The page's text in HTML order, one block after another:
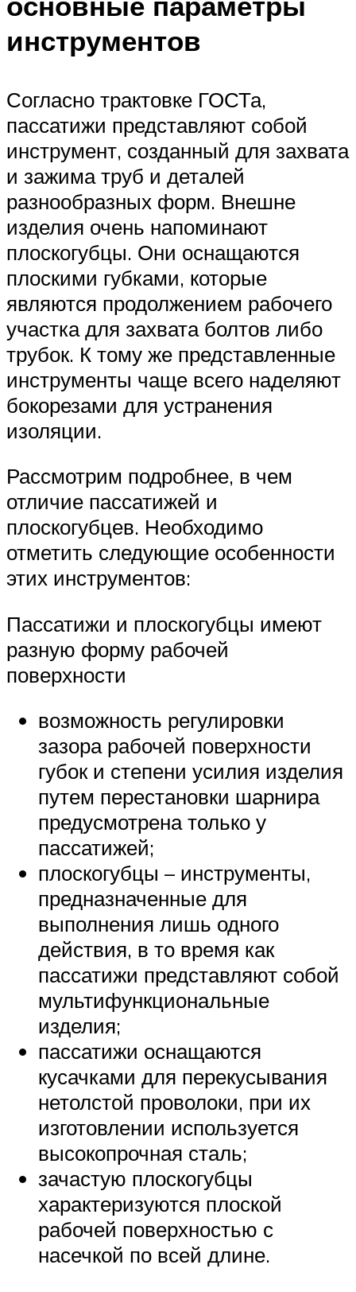
инструментов
Согласно трактовке ГОСТа,
пассатижи представляют собой
инструмент, созданный для захвата
и зажима труб и деталей
разнообразных форм. Внешне
изделия очень напоминают
плоскогубцы. Они оснащаются
плоскими губками, которые
являются продолжением рабочего
участка для захвата болтов либо
трубок. К тому же представленные
инструменты чаще всего наделяют
бокорезами для устранения
изоляции.
Рассмотрим подробнее, в чем
отличие пассатижей и
плоскогубцев. Необходимо
отметить следующие особенности
этих инструментов:
Пассатижи и плоскогубцы имеют
разную форму рабочей
поверхности
возможность регулировки
зазора рабочей поверхности
губок и степени усилия изделия
путем перестановки шарнира
предусмотрена только у
пассатижей;
плоскогубцы – инструменты,
предназначенные для
выполнения лишь одного
действия, в то время как
пассатижи представляют собой
мультифункциональные
изделия;
пассатижи оснащаются
кусачками для перекусывания
нетолстой проволоки, при их
изготовлении используется
высокопрочная сталь;
зачастую плоскогубцы
характеризуются плоской
рабочей поверхностью с
насечкой по всей длине.